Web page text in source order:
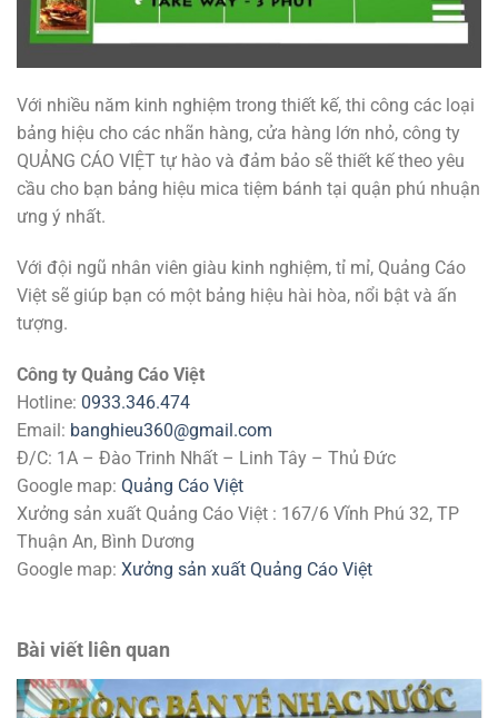
Với nhiều năm kinh nghiệm trong thiết kế, thi công các loại
bảng hiệu cho các nhãn hàng, cửa hàng lớn nhỏ, công ty
QUẢNG CÁO VIỆT tự hào và đảm bảo sẽ thiết kế theo yêu
cầu cho bạn bảng hiệu mica tiệm bánh tại quận phú nhuận
ưng ý nhất.
Với đội ngũ nhân viên giàu kinh nghiệm, tỉ mỉ, Quảng Cáo
Việt sẽ giúp bạn có một bảng hiệu hài hòa, nổi bật và ấn
tượng.
Công ty Quảng Cáo Việt
Hotline: 0933.346.474
Email: banghieu360@gmail.com
Đ/C: 1A – Đào Trinh Nhất – Linh Tây – Thủ Đức
Google map: Quảng Cáo Việt
Xưởng sản xuất Quảng Cáo Việt : 167/6 Vĩnh Phú 32, TP
Thuận An, Bình Dương
Google map: Xưởng sản xuất Quảng Cáo Việt
Bài viết liên quan